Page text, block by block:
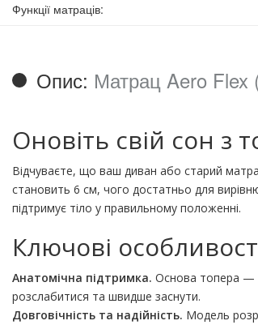
Функції матраців:
Опис: Матрац Aero Flex
Оновіть свій сон з
Відчуваєте, що ваш диван або старий
становить 6 см, чого достатньо для
підтримує тіло у правильному положенні.
Ключові
Анатомічна підтримка. Основа топера —
розслабитися та швидше заснути.
Довговічність та надійність. Модель